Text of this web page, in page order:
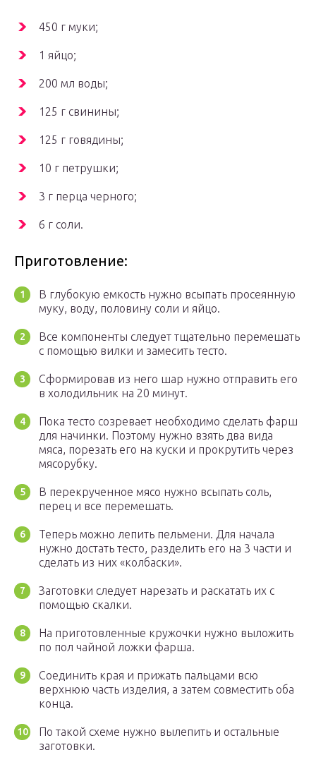
450 г муки;
1 яйцо;
200 мл воды;
125 г свинины;
125 г говядины;
10 г петрушки;
3 г перца черного;
6 г соли.
Приготовление:
В глубокую емкость нужно всыпать просеянную
муку, воду, половину соли и яйцо.
Все компоненты следует тщательно перемешать
с помощью вилки и замесить тесто.
Сформировав из него шар нужно отправить его
в холодильник на 20 минут.
Пока тесто созревает необходимо сделать фарш
для начинки. Поэтому нужно взять два вида
мяса, порезать его на куски и прокрутить через
мясорубку.
В перекрученное мясо нужно всыпать соль,
перец и все перемешать.
Теперь можно лепить пельмени. Для начала
нужно достать тесто, разделить его на 3 части и
сделать из них «колбаски».
Заготовки следует нарезать и раскатать их с
помощью скалки.
На приготовленные кружочки нужно выложить
по пол чайной ложки фарша.
Соединить края и прижать пальцами всю
верхнюю часть изделия, а затем совместить оба
конца.
По такой схеме нужно вылепить и остальные
заготовки.